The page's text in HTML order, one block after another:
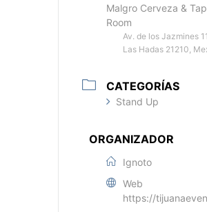
Malgro Cerveza & Tap
Room
Av. de los Jazmines
Las Hadas 21210,
CATEGORÍAS
Stand Up
ORGANIZADOR
Ignoto
Web
https://